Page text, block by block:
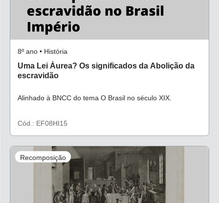
8º ano • História
Uma Lei Áurea? Os significados da Abolição da
escravidão
Alinhado à BNCC do tema O Brasil no século XIX.
Cód.: EF08HI15
Recomposição